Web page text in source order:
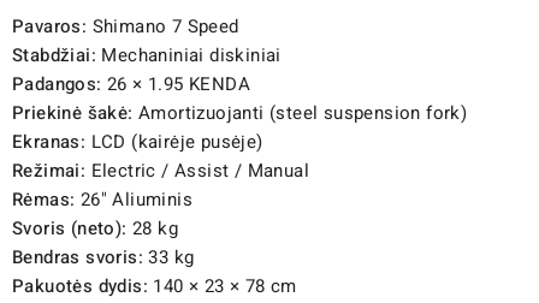
Pavaros: Shimano 7 Speed
Stabdžiai: Mechaniniai diskiniai
Padangos: 26 × 1.95 KENDA
Priekinė šakė: Amortizuojanti (steel suspension fork)
Ekranas: LCD (kairėje pusėje)
Režimai: Electric / Assist / Manual
Rėmas: 26" Aliuminis
Svoris (neto): 28 kg
Bendras svoris: 33 kg
Pakuotės dydis: 140 × 23 × 78 cm